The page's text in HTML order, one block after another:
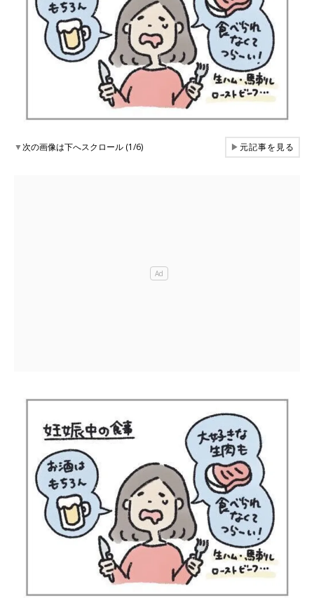
▼次の画像は下へスクロール (1/6) ▶元記事を見る